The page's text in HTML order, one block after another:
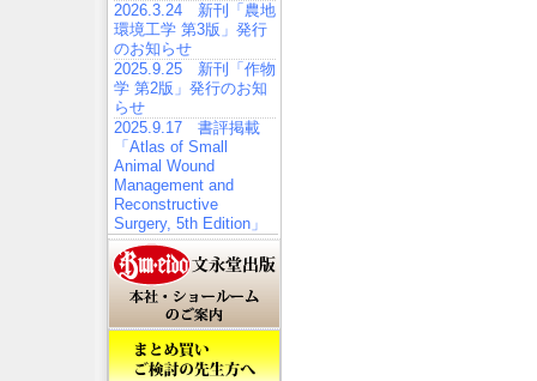
2026.3.24 新刊「農地
環境工学 第3版」発行
のお知らせ
2025.9.25 新刊「作物
学 第2版」発行のお知
らせ
2025.9.17 書評掲載
「Atlas of Small
Animal Wound
Management and
Reconstructive
Surgery, 5th Edition」